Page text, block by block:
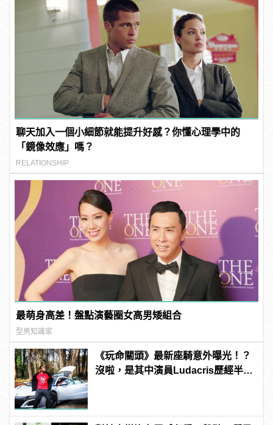
聊天加入一個小細節就能提升好感？你懂心理學中的
「鏡像效應」嗎？
RELATIONSHIP
最萌身高差！盤點演藝圈女高男矮組合
型男知識家
《玩命關頭》最新座騎意外曝光！？
沒啦，是其中演員Ludacris歷經半年